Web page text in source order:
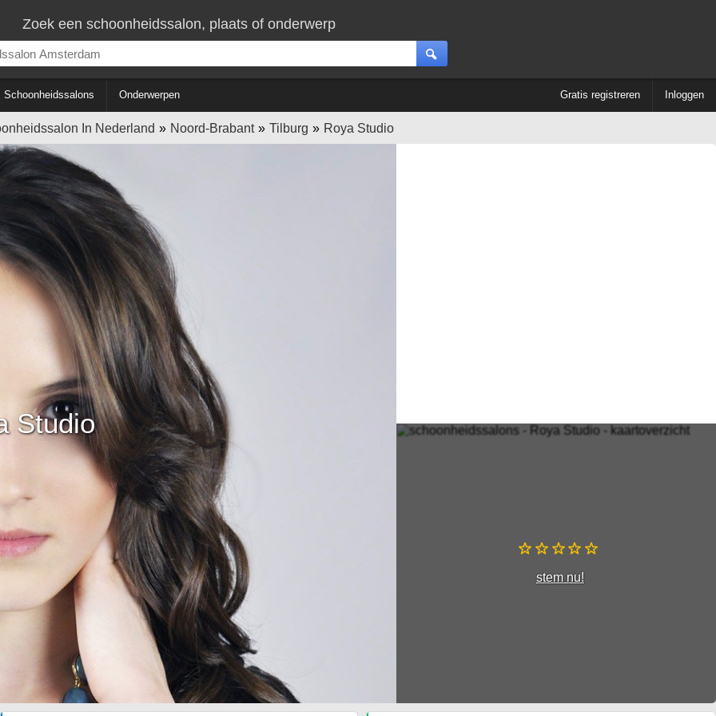
Zoek een schoonheidssalon, plaats of onderwerp
Schoonheidssalons Onderwerpen Gratis registreren Inloggen
In Nederland Noord-Brabant Tilburg Roya Studio
Studio
stem nu!